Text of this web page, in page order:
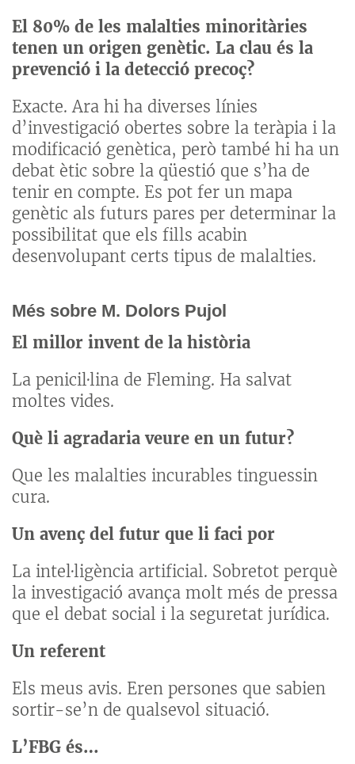
El 80% de les malalties minoritàries
tenen un origen genètic. La clau és la
prevenció i la detecció precoç?
Exacte. Ara hi ha diverses línies
d’investigació obertes sobre la teràpia i la
modificació genètica, però també hi ha un
debat ètic sobre la qüestió que s’ha de
tenir en compte. Es pot fer un mapa
genètic als futurs pares per determinar la
possibilitat que els fills acabin
desenvolupant certs tipus de malalties.
Més sobre M. Dolors Pujol
El millor invent de la història
La penicil·lina de Fleming. Ha salvat
moltes vides.
Què li agradaria veure en un futur?
Que les malalties incurables tinguessin
cura.
Un avenç del futur que li faci por
La intel·ligència artificial. Sobretot perquè
la investigació avança molt més de pressa
que el debat social i la seguretat jurídica.
Un referent
Els meus avis. Eren persones que sabien
sortir-se’n de qualsevol situació.
L’FBG és…